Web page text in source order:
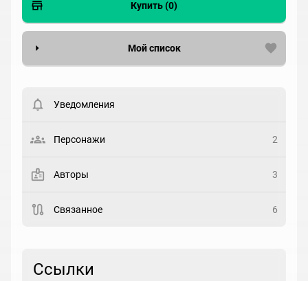
Купить (0)
Мой список
Статус
Рейтинг
Выберите реакцию
Уведомления
Персонажи 2
Авторы 3
Связанное 6
Ссылки